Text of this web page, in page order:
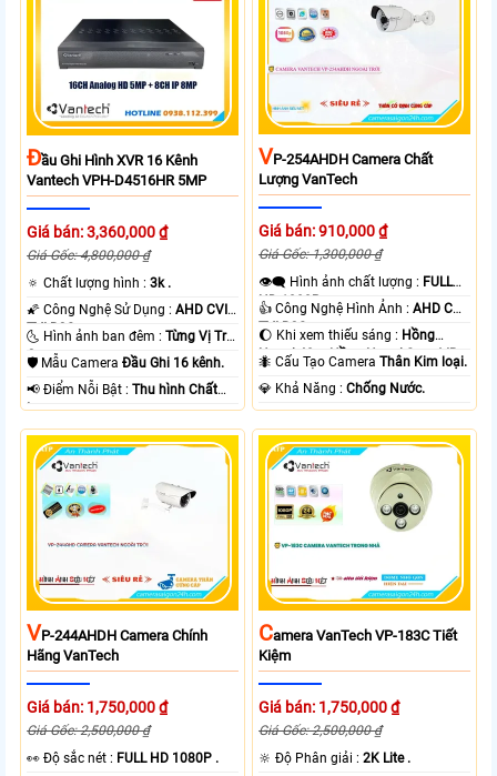
ĐẦu Ghi Hình XVR 16 Kênh
Vantech VPH-D4516HR 5MP
Giá bán: 3,360,000 ₫
Giá Gốc: 4,800,000 ₫
🔅 Chất lượng hình :3k .
🌠 Công Nghệ Sử Dụng :AHD CVI
TVI BCS.
🌜 Hình ảnh ban đêm :Từng Vị Trí
Camera .
🛡 Mẫu CameraĐầu Ghi 16 kênh.
️📢 Điểm Nỗi Bật :Thu hình Chất
Lượng.
VP-254AHDH Camera Chất
Lượng VanTech
Giá bán: 910,000 ₫
Giá Gốc: 1,300,000 ₫
👁️‍🗨 Hình ảnh chất lượng : FULL
HD 1080P .
👍 Công Nghệ Hình Ảnh :AHD CVI
TVI BCS.
🌔 Khi xem thiếu sáng : Hồng
Ngoại 40m Hồng Ngoại Smart IR.
🐜 Cấu Tạo CameraThân Kim loại.
️💎 Khả Năng :Chống Nước.
VP-244AHDH Camera Chính
Hãng VanTech
Giá bán: 1,750,000 ₫
Giá Gốc: 2,500,000 ₫
️👀 Độ sắc nét : FULL HD 1080P .
CAmera VanTech VP-183C Tiết
Kiệm
Giá bán: 1,750,000 ₫
Giá Gốc: 2,500,000 ₫
🔆 Độ Phân giải :2K Lite .